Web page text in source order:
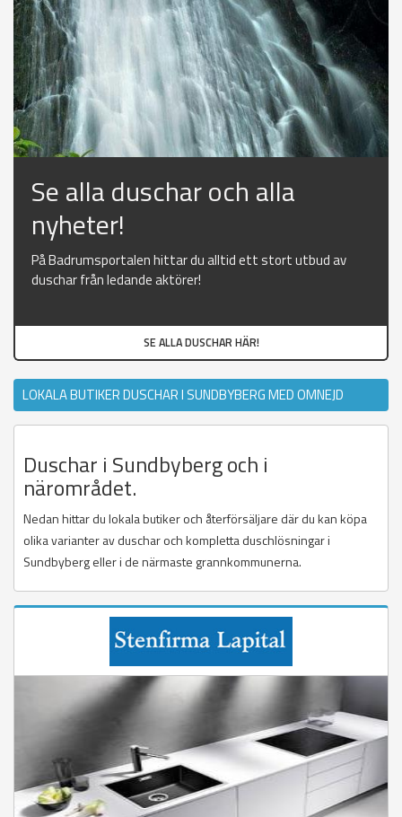
Se alla duschar och alla
nyheter!
På Badrumsportalen hittar du alltid ett stort utbud av
duschar från ledande aktörer!
SE ALLA DUSCHAR HÄR!
LOKALA BUTIKER DUSCHAR I SUNDBYBERG MED OMNEJD
Duschar i Sundbyberg och i
närområdet.
Nedan hittar du lokala butiker och återförsäljare där du kan köpa
olika varianter av duschar och kompletta duschlösningar i
Sundbyberg eller i de närmaste grannkommunerna.